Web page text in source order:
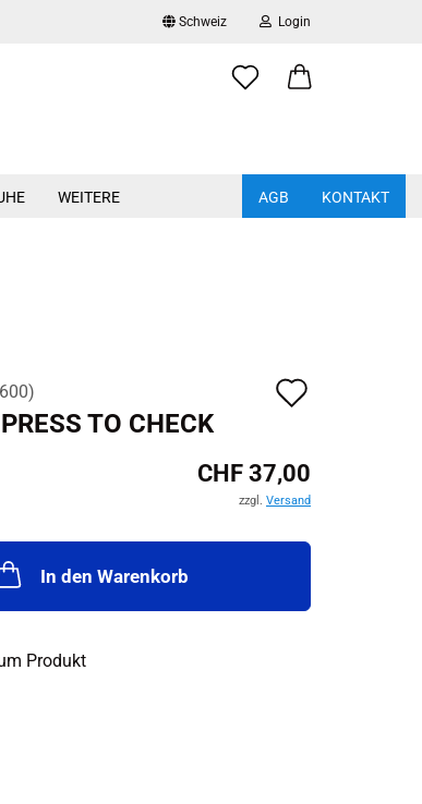
Schweiz Login
Passwort AGB KONTAKT
WEITERE
Brillenreinigung
)
TO CHECK
CHF 37,00
zzgl. Versand
In den Warenkorb
Produkt